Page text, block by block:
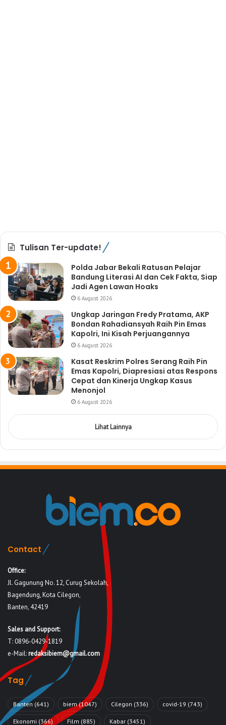
Tulisan Ter-update!
Polda Jabar Bekali Ratusan Pelajar
Bandung Literasi AI dan Cek Fakta, Siap
Jadi Agen Lawan Hoaks
6 August 2026
Ungkap Jaringan Fredy Pratama, AKP
Bondan Rahadiansyah Raih Pin Emas
Kapolri, Ini Kisah Perjuangannya
6 August 2026
Kasat Reskrim Polres Serang Raih Pin
Emas Kapolri, Diapresiasi atas Respons
Cepat dan Kinerja Ungkap Kasus
Menonjol
6 August 2026
Lihat Lainnya
Contact
Office:
Jl. Gagunung No. 12, Curug Sekolah,
Bagendung, Kota Cilegon,
Banten, 42419
Sales and Support:
T: 0896-0429-1819
e-Mail:redaksibiem@gmail.com
Tag
Banten (641) biem(1047) Cilegon (336) covid-19 (743)
Ekonomi (366) Film (885) Kabar (3451)